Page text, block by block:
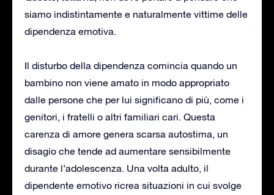
siamo indistintamente e naturalmente vittime delle
dipendenza emotiva.
Il disturbo della dipendenza comincia quando un
bambino non viene amato in modo appropriato
dalle persone che per lui significano di più, come i
genitori, i fratelli o altri familiari cari. Questa
carenza di amore genera scarsa autostima, un
disagio che tende ad aumentare sensibilmente
durante l’adolescenza. Una volta adulto, il
dipendente emotivo ricrea situazioni in cui svolge